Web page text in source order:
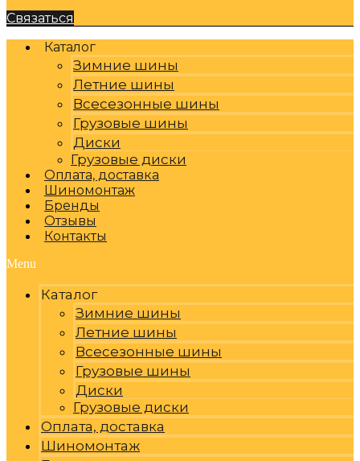
Связаться
Каталог
Зимние шины
Летние шины
Всесезонные шины
Грузовые шины
Диски
Грузовые диски
Оплата, доставка
Шиномонтаж
Бренды
Отзывы
Контакты
Menu
Каталог
Зимние шины
Летние шины
Всесезонные шины
Грузовые шины
Диски
Грузовые диски
Оплата, доставка
Шиномонтаж